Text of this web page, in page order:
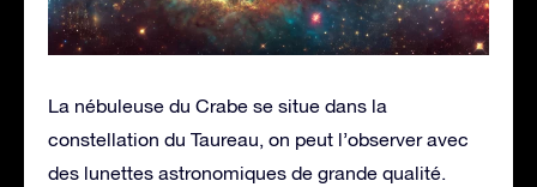
La nébuleuse du Crabe se situe dans la
constellation du Taureau, on peut l’observer avec
des lunettes astronomiques de grande qualité.